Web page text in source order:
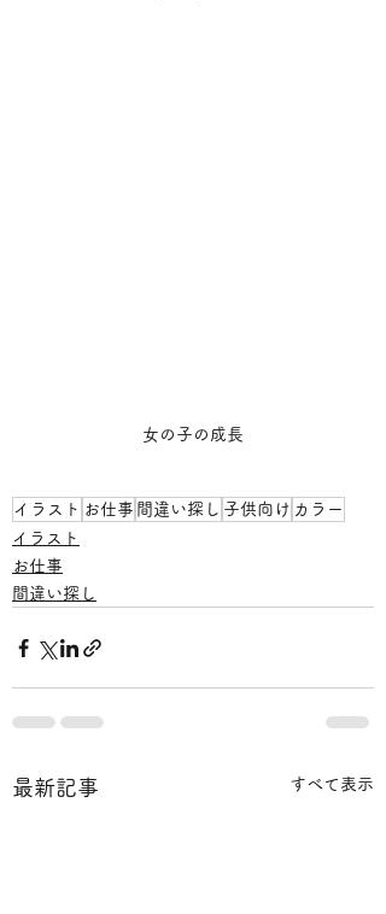
女の子の成長
イラスト お仕事 間違い探し 子供向け カラー
イラスト
お仕事
間違い探し
最新記事 すべて表示